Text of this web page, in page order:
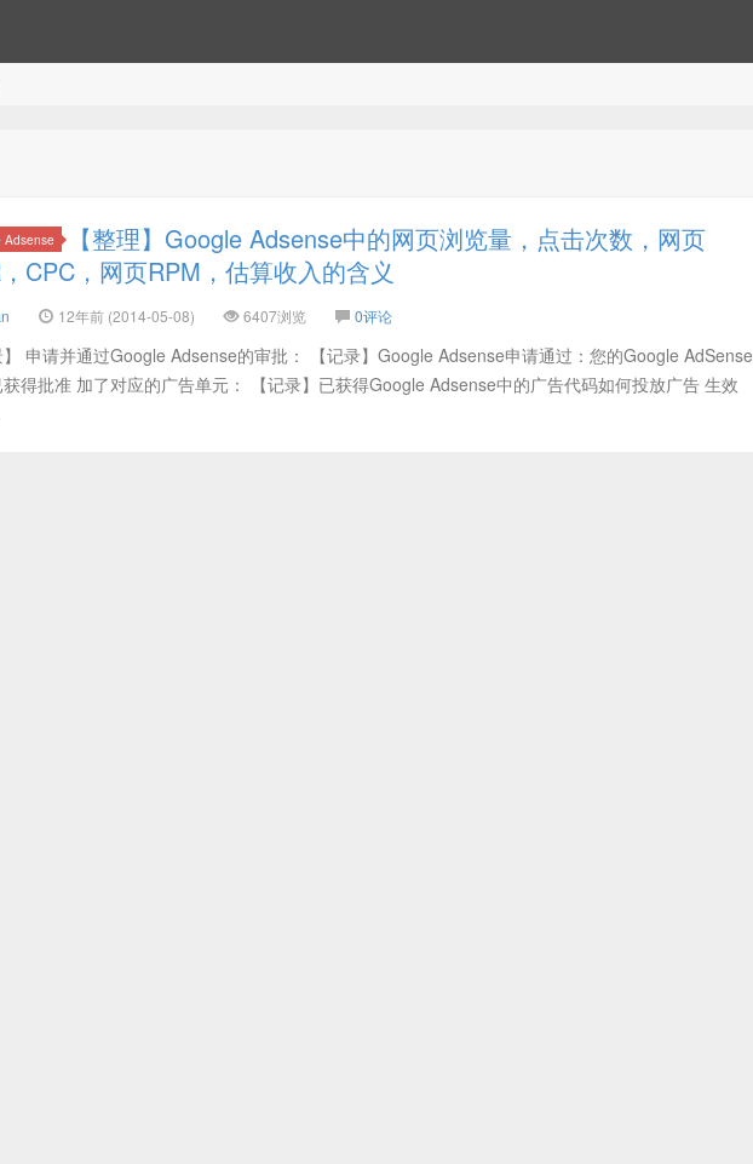
Adsense
【整理】Google Adsense中的网页浏览量，点击次数，网页
CPC，网页RPM，估算收入的含义
12年前 (2014-05-08) 6407浏览 0评论
】 申请并通过Google Adsense的审批： 【记录】Google Adsense申请通过：您的Google AdSense
得批准 加了对应的广告单元： 【记录】已获得Google Adsense中的广告代码如何投放广告 生效